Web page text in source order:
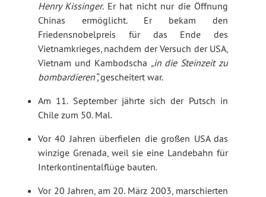
Henry Kissinger. Er hat nicht nur die Öffnung
Chinas ermöglicht. Er bekam den
Friedensnobelpreis für das Ende des
Vietnamkrieges, nachdem der Versuch der USA,
Vietnam und Kambodscha „in die Steinzeit zu
bombardieren“,gescheitert war.
Am 11. September jährte sich der Putsch in
Chile zum 50. Mal.
Vor 40 Jahren überfielen die großen USA das
winzige Grenada, weil sie eine Landebahn für
Interkontinentalflüge bauten.
Vor 20 Jahren, am 20. März 2003, marschierten